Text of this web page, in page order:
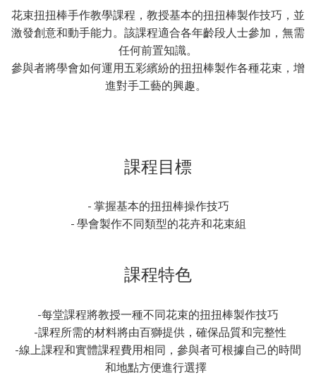
花束扭扭棒手作教學課程，教授基本的扭扭棒製作技巧，並
激發創意和動手能力。該課程適合各年齡段人士參加，無需
任何前置知識。
參與者將學會如何運用五彩繽紛的扭扭棒製作各種花束，增
進對手工藝的興趣。
課程目標
- 掌握基本的扭扭棒操作技巧
- 學會製作不同類型的花卉和花束組
課程特色
-每堂課程將教授一種不同花束的扭扭棒製作技巧
-課程所需的材料將由百獅提供，確保品質和完整性
-線上課程和實體課程費用相同，參與者可根據自己的時間
和地點方便進行選擇